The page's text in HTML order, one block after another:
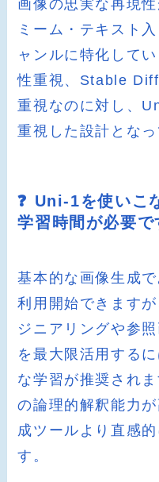
画像の忠実な再現
ミーム・テキスト
ャンルに特化して
性重視、Stable
重視なのに対し、
重視した設計となっ
❓ Uni-1を使いこ
学習時間が必要で
基本的な画像生成
利用開始できます
ジニアリングや参
を最大限活用する
な学習が推奨され
の論理的解釈能力
成ツールより直感
す。